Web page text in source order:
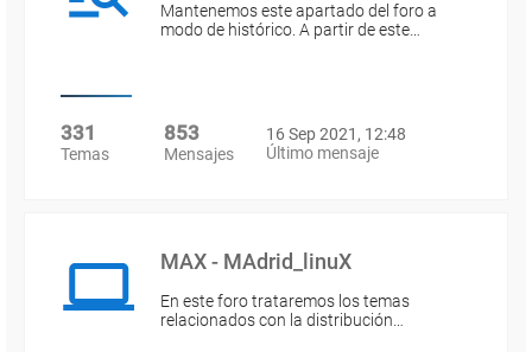
Mantenemos este apartado del foro a
modo de histórico. A partir de este…
331
Temas
853
Mensajes
16 Sep 2021, 12:48
Último mensaje
MAX - MAdrid_linuX
En este foro trataremos los temas
relacionados con la distribución…